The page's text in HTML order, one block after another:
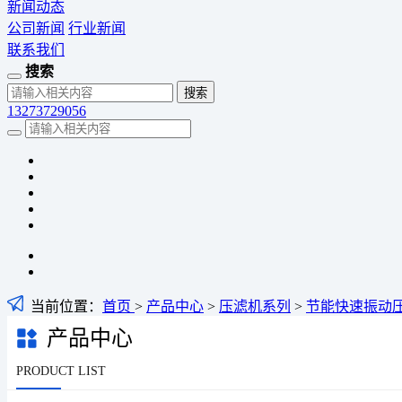
新闻动态
公司新闻 行业新闻
联系我们
搜索
13273729056
当前位置： 首页 > 产品中心 > 压滤机系列 > 节能快速振动
产品中心
PRODUCT LIST